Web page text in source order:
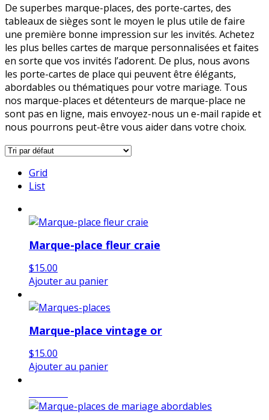
De superbes marque-places, des porte-cartes, des
tableaux de sièges sont le moyen le plus utile de faire
une première bonne impression sur les invités. Achetez
les plus belles cartes de marque personnalisées et faites
en sorte que vos invités l’adorent. De plus, nous avons
les porte-cartes de place qui peuvent être élégants,
abordables ou thématiques pour votre mariage. Tous
nos marque-places et détenteurs de marque-place ne
sont pas en ligne, mais envoyez-nous un e-mail rapide et
nous pourrons peut-être vous aider dans votre choix.
Grid
List
Marque-place fleur craie
$15.00
Ajouter au panier
Marque-place vintage or
$15.00
Ajouter au panier